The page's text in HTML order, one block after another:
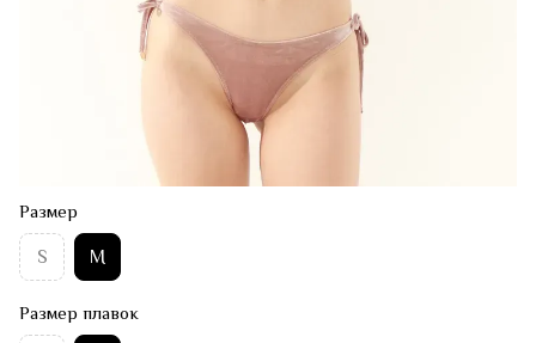
Размер
S M
Размер плавок